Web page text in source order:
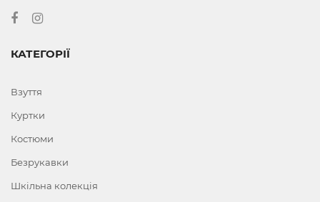
КАТЕГОРІЇ
Взуття
Куртки
Костюми
Безрукавки
Шкільна колекція